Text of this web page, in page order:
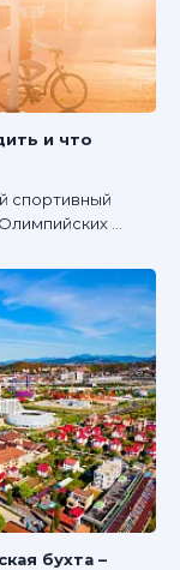
и что
спортивный
...
бухта –